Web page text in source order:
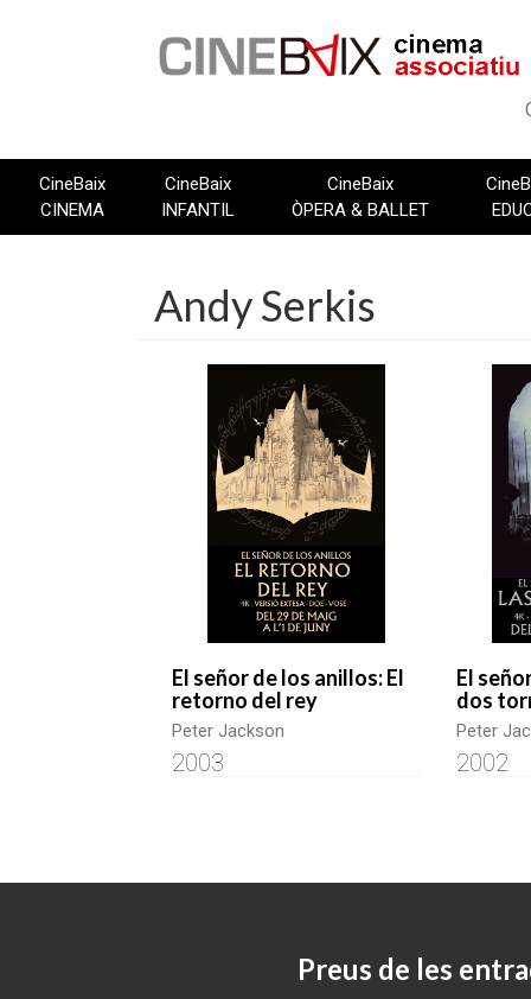
CineBaix
CINEMA
CineBaix
INFANTIL
CineBaix
ÒPERA & BALLET
Andy Serkis
El señor de los anillos: El
retorno del rey
Peter Jackson
2003
El
dos
Peter
2002
Preus de les